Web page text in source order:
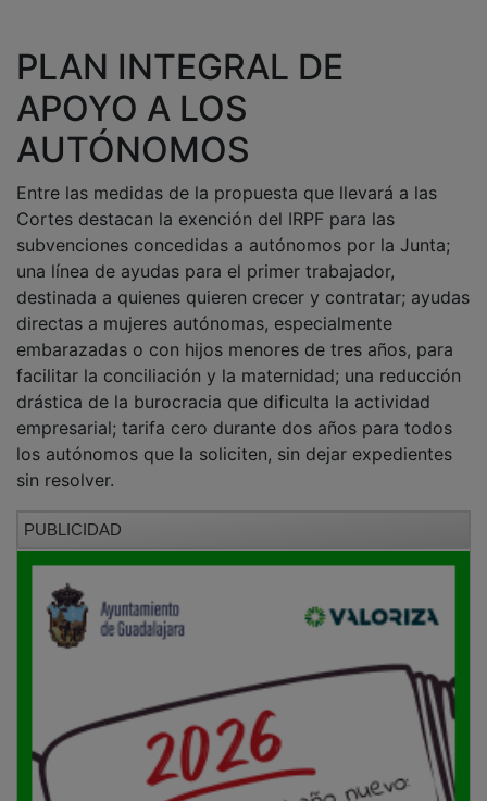
PLAN INTEGRAL DE
APOYO A LOS
AUTÓNOMOS
Cortes destacan la exención del IRPF para las
subvenciones concedidas a autónomos por la Junta;
una línea de ayudas para el primer trabajador,
destinada a quienes quieren crecer y contratar; ayudas
directas a mujeres autónomas, especialmente
embarazadas o con hijos menores de tres años, para
facilitar la conciliación y la maternidad; una reducción
drástica de la burocracia que dificulta la actividad
empresarial; tarifa cero durante dos años para todos
los autónomos que la soliciten, sin dejar expedientes
sin resolver.